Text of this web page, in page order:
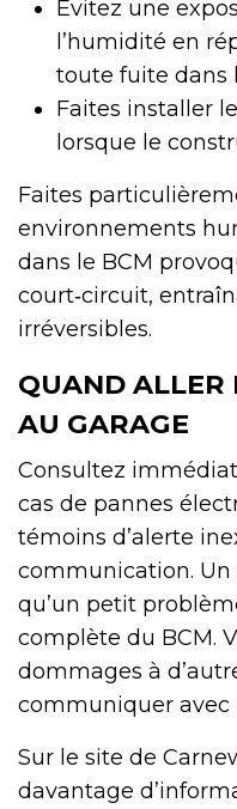
Évitez une
l’humidité en
toute fuite dans
Faites installer
lorsque le
Faites
environnements
dans le BCM
court‑circuit,
irréversibles.
QUAND ALLER
AU GARAGE
Consultez
cas de pannes
témoins d’alerte
communication.
qu’un petit
complète du BCM.
dommages à
communiquer avec
Sur le site de
davantage